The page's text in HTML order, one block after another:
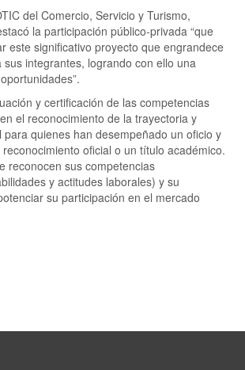
del Comercio, Servicio y Turismo,
la participación público-privada “que
este significativo proyecto que engrandece
sus integrantes, logrando con ello una
y certificación de las competencias
el reconocimiento de la trayectoria y
para quienes han desempeñado un oficio y
oficial o un título académico.
reconocen sus competencias
y actitudes laborales) y su
su participación en el mercado